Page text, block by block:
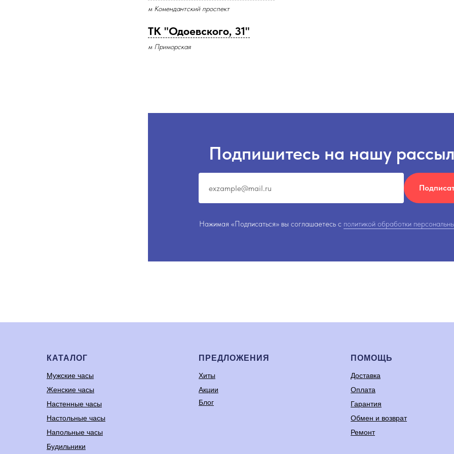
м Комендантский проспект
ТК "Одоевского, 31"
м Приморская
Подпишитесь на нашу
Нажимая «Подписаться» вы соглашаетесь с политикой обработки
КАТАЛОГ
Мужские часы
Женские часы
Настенные часы
Настольные часы
Напольные часы
Будильники
ПРЕДЛОЖЕНИЯ
Хиты
Акции
Блог
ПОМОЩЬ
Доставка
Оплата
Гарантия
Обмен и возврат
Ремонт